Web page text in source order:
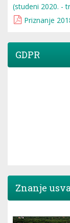
(studeni 2020. -
Priznanje
GDPR
Znanje